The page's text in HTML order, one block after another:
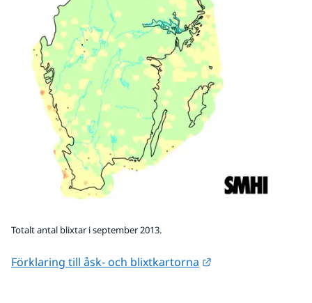
Totalt antal blixtar i september 2013.
Förklaring till åsk- och blixtkartorna